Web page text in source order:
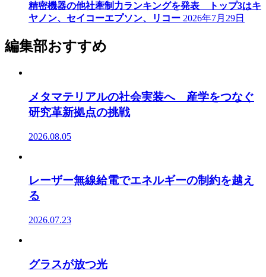
精密機器の他社牽制力ランキングを発表 トップ3はキ
ヤノン、セイコーエプソン、リコー 2026年7月29日
編集部おすすめ
メタマテリアルの社会実装へ 産学をつなぐ
研究革新拠点の挑戦
2026.08.05
レーザー無線給電でエネルギーの制約を越え
る
2026.07.23
グラスが放つ光